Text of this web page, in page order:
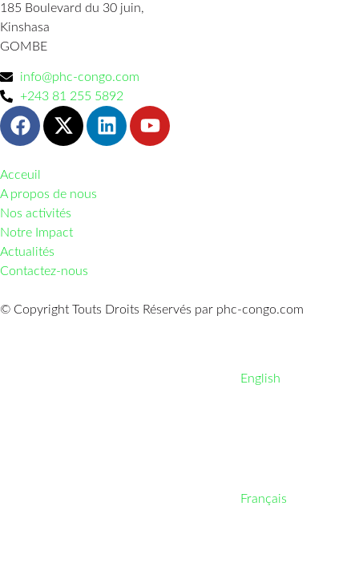
185 Boulevard du 30 juin,
Kinshasa
GOMBE
info@phc-congo.com
+243 81 255 5892
Acceuil
A propos de nous
Nos activités
Notre Impact
Actualités
Contactez-nous
© Copyright Touts Droits Réservés par phc-congo.com
English
Français